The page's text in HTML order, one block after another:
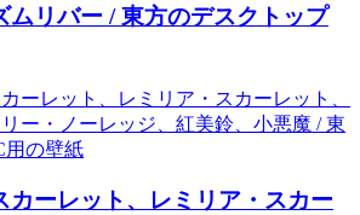
ムリバー / 東方のデスクトップ
カーレット、レミリア・スカー